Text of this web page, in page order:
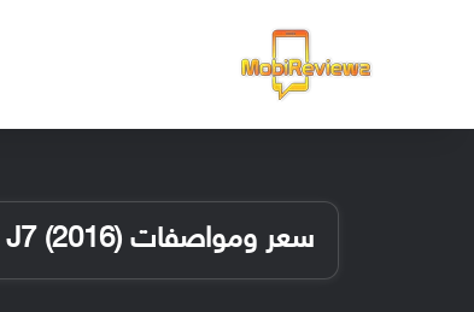
سعر ومواصفات Samsung Galaxy J7 (2016)